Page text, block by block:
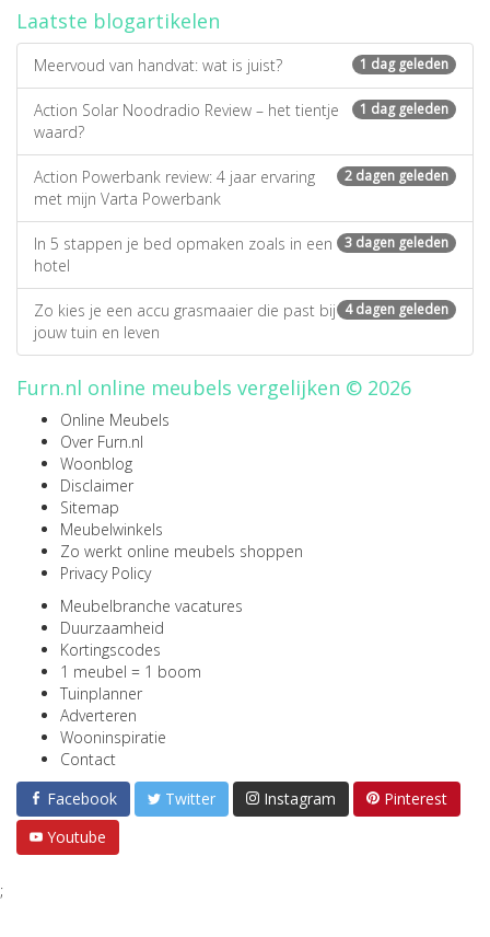
Laatste blogartikelen
1 dag geleden
Meervoud van handvat: wat is juist?
1 dag geleden
Action Solar Noodradio Review – het tientje
waard?
2 dagen geleden
Action Powerbank review: 4 jaar ervaring
met mijn Varta Powerbank
3 dagen geleden
In 5 stappen je bed opmaken zoals in een
hotel
4 dagen geleden
Zo kies je een accu grasmaaier die past bij
jouw tuin en leven
Furn.nl online meubels vergelijken © 2026
Online Meubels
Over Furn.nl
Woonblog
Disclaimer
Sitemap
Meubelwinkels
Zo werkt online meubels shoppen
Privacy Policy
Meubelbranche vacatures
Duurzaamheid
Kortingscodes
1 meubel = 1 boom
Tuinplanner
Adverteren
Wooninspiratie
Contact
Facebook
Twitter Instagram
Pinterest
Youtube
;